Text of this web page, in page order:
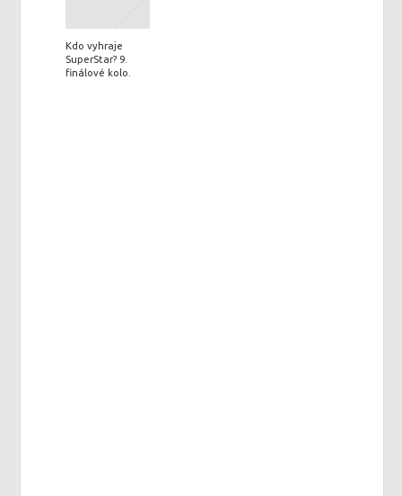
Kdo vyhraje
SuperStar? 9.
finálové kolo.